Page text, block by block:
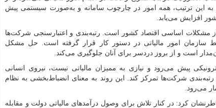
به این ترتیب، همه امور در چارچوب سامانه و به‌صورت سیستمی پیش
افزایش می‌یابد.
مشکلات اساسی اقتصاد کشور است. رتبه‌بندی و اعتبارسنجی شرکت‌ها
سازمان امور مالیاتی در دستور کار قرار گرفته است. حل مشکل
است و از بروز دردسر برای آنان جلوگیری می‌کند.
پیش می‌رود و نیازی به ممیزان مالیاتی نیست، نیروی انسانی
شرکت‌ها تمرکز کند. این روند به معنای انضباط‌بخشی به نظام
می‌رود.
کرد: در کنار تلاش برای وصول درآمدهای مالیاتی دولت و مقابله